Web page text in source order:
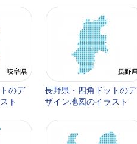
のデ
ト
長野県・四角ドットのデ
ザイン地図のイラスト